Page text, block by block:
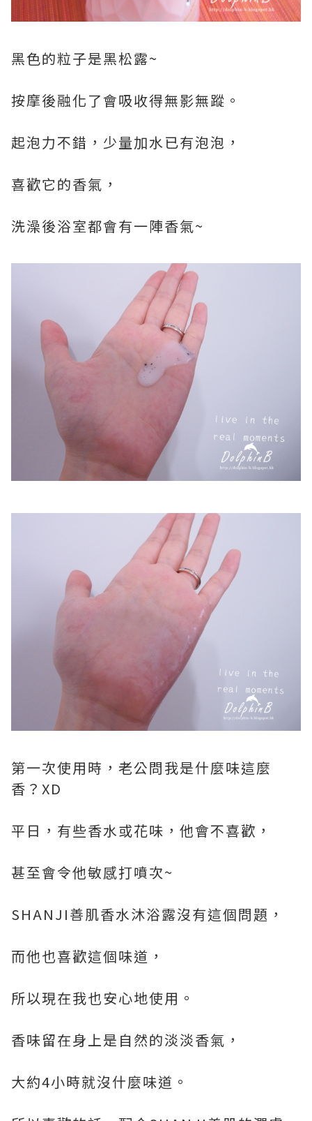
黑色的粒子是黑松露~
按摩後融化了會吸收得無影無蹤。
起泡力不錯，少量加水已有泡泡，
喜歡它的香氣，
洗澡後浴室都會有一陣香氣~
第一次使用時，老公問我是什麼味這麼
香？XD
平日，有些香水或花味，他會不喜歡，
甚至會令他敏感打噴次~
SHANJI善肌香水沐浴露沒有這個問題，
而他也喜歡這個味道，
所以現在我也安心地使用。
香味留在身上是自然的淡淡香氣，
大約4小時就沒什麼味道。